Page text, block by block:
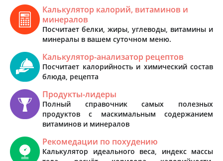
Калькулятор калорий, витаминов и
минералов
Посчитает белки, жиры, углеводы, витамины и
минералы в вашем суточном меню.
Калькулятор-анализатор рецептов
Посчитает калорийность и химический состав
блюда, рецепта
Продукты-лидеры
Полный справочник самых полезных
продуктов с маскимальным содержанием
витаминов и минералов
Рекомедации по похудению
Калькулятор идеального веса, индекс массы